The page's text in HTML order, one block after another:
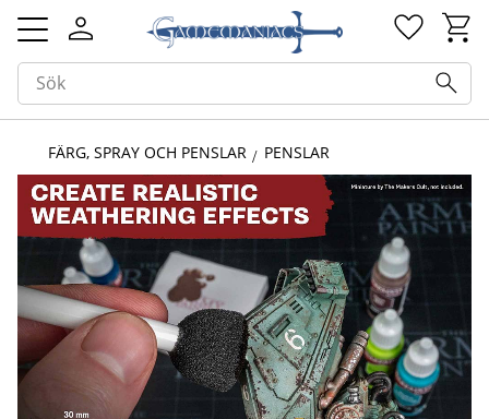
Meny
FÄRG, SPRAY OCH PENSLAR PENSLAR